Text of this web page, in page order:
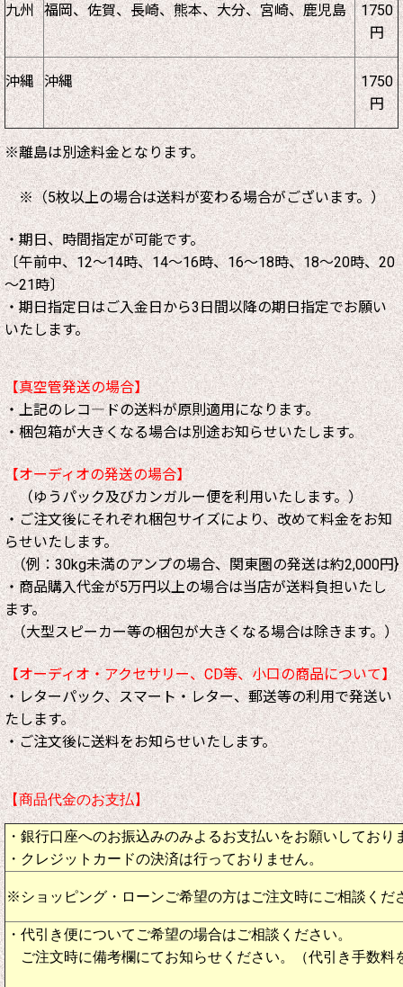
九州 福岡、佐賀、長崎、熊本、大分、宮崎、鹿児島
1750
円
沖縄 沖縄
1750
円
※離島は別途料金となります。
※（5枚以上の場合は送料が変わる場合がございます。）
・期日、時間指定が可能です。
〔午前中、12～14時、14～16時、16～18時、18～20時、20
～21時〕
・期日指定日はご入金日から3日間以降の期日指定でお願い
いたします。
【真空管発送の場合】
・上記のレコ―ドの送料が原則適用になります。
・梱包箱が大きくなる場合は別途お知らせいたします。
【オーディオの発送の場合】
（ゆうパック及びカンガルー便を利用いたします。）
・ご注文後にそれぞれ梱包サイズにより、改めて料金をお知
らせいたします。
（例：30kg未満のアンプの場合、関東圏の発送は約2,000円}
・商品購入代金が5万円以上の場合は当店が送料負担いたし
ます。
（大型スピーカー等の梱包が大きくなる場合は除きます。）
【オーディオ・アクセサリー、CD等、小口の商品について】
・レターパック、スマート・レター、郵送等の利用で発送い
たします。
・ご注文後に送料をお知らせいたします。
【商品代金のお支払】
・銀行口座へのお振込みのみよるお支払いをお願いしており
・クレジットカードの決済は行っておりません。
※ショッピング・ローンご希望の方はご注文時にご相談くだ
・代引き便についてご希望の場合はご相談ください。
ご注文時に備考欄にてお知らせください。（代引き手数料